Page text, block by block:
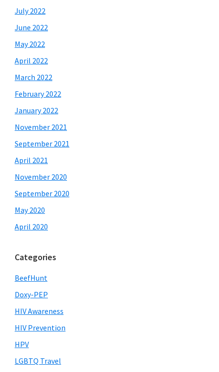
July 2022
June 2022
May 2022
April 2022
March 2022
February 2022
January 2022
November 2021
September 2021
April 2021
November 2020
September 2020
May 2020
April 2020
Categories
BeefHunt
Doxy-PEP
HIV Awareness
HIV Prevention
HPV
LGBTQ Travel